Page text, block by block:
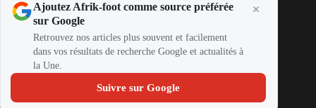
Ajoutez Afrik-foot comme source préférée
sur Google
Retrouvez nos articles plus souvent et facilement
dans vos résultats de recherche Google et actualités à
la Une.
Suivre sur Google